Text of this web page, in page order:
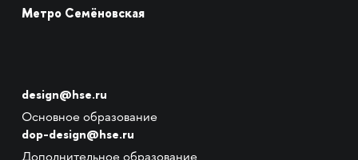
Метро Семёновская
design@hse.ru
Основное образование
dop-design@hse.ru